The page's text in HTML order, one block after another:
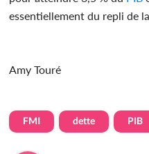
essentiellement du repli de
Amy Touré
FMI dette PIB